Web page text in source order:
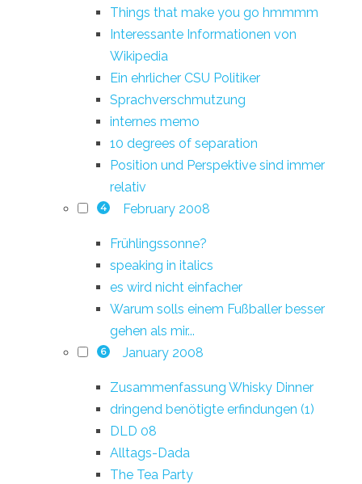
Things that make you go hmmmm
Interessante Informationen von
Wikipedia
Ein ehrlicher CSU Politiker
Sprachverschmutzung
internes memo
10 degrees of separation
Position und Perspektive sind immer
relativ
4 February 2008
Frühlingssonne?
speaking in italics
es wird nicht einfacher
Warum solls einem Fußballer besser
gehen als mir...
6 January 2008
Zusammenfassung Whisky Dinner
dringend benötigte erfindungen (1)
DLD 08
Alltags-Dada
The Tea Party